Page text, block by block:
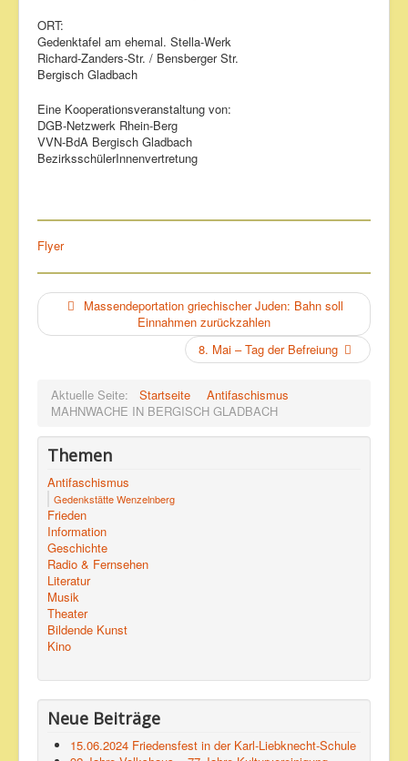
ORT:
Gedenktafel am ehemal. Stella-Werk
Richard-Zanders-Str. / Bensberger Str.
Bergisch Gladbach
Eine Kooperationsveranstaltung von:
DGB-Netzwerk Rhein-Berg
VVN-BdA Bergisch Gladbach
BezirksschülerInnenvertretung
Flyer
Massendeportation griechischer Juden: Bahn soll
Einnahmen zurückzahlen
8. Mai – Tag der Befreiung
Aktuelle Seite: Startseite
Antifaschismus
MAHNWACHE IN BERGISCH GLADBACH
Themen
Antifaschismus
Gedenkstätte Wenzelnberg
Frieden
Information
Geschichte
Radio & Fernsehen
Literatur
Musik
Theater
Bildende Kunst
Kino
Neue Beiträge
15.06.2024 Friedensfest in der Karl-Liebknecht-Schule